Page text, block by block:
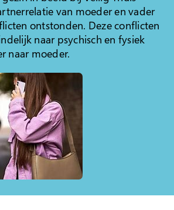
indienen
Thuis
geweld in
vragen
van moeder en vader
ontstonden. Deze conflicten
naar psychisch en fysiek
naar moeder.